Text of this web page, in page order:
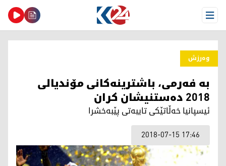
Open Menu
وەرزش
به‌ فه‌رمی، باشترینه‌كانی مۆندیالی
2018 ده‌ستنیشان كران
ئیسپانیا خه‌ڵاتێكی تایبه‌تی پێبه‌خشرا
2018-07-15 17:46